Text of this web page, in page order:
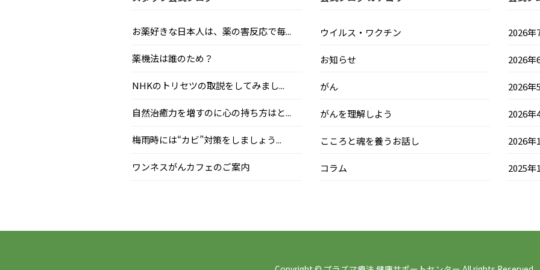
お薬好きな日本人は、薬の害反応で毎...
薬機法は誰のため？
NHKのトリセツの取説をしてみまし...
自然治癒力を増すのに心の持ち方はと...
梅雨時には“カビ”対策をしましょう...
ワンネスがんカフェのご案内
ウイルス・ワクチン
お知らせ
がん
がんを理解しよう
こころと魂を養うお話し
コラム
2026年
2026年
2026年
2026年
2026年
2025年